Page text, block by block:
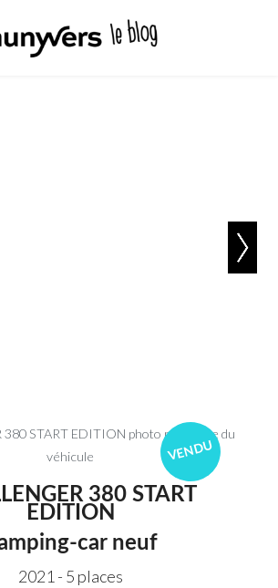
VENDU
380 START
EDITION
car neuf
2021 - 5 places